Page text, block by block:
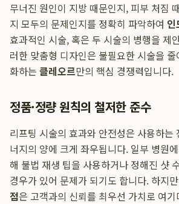
무너진 원인이 지방 때문인지, 피부 처짐
지 모두의 문제인지를 정확히 파악하여 인
효과적인 시술, 혹은 두 시술의 병행을 제
러한 맞춤형 디자인은 불필요한 시술을
화하는 클레오르만의 핵심 경쟁력입니다.
정품·정량 원칙의 철저한 준수
리프팅 시술의 효과와 안전성은 사용하
너지의 양에 크게 좌우됩니다. 일부 병원
해 불법 재생 팁을 사용하거나 정해진 샷
경우가 있어 문제가 되기도 합니다. 하지만
점은 고객과의 신뢰를 최우선 가치로 여